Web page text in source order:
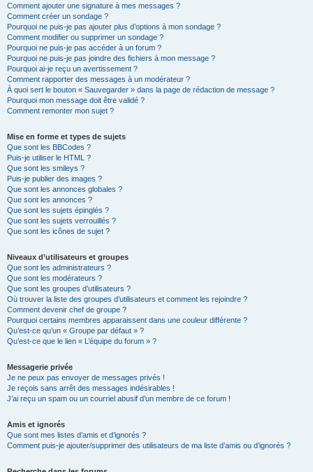
Comment ajouter une signature à mes messages ?
Comment créer un sondage ?
Pourquoi ne puis-je pas ajouter plus d’options à mon sondage ?
Comment modifier ou supprimer un sondage ?
Pourquoi ne puis-je pas accéder à un forum ?
Pourquoi ne puis-je pas joindre des fichiers à mon message ?
Pourquoi ai-je reçu un avertissement ?
Comment rapporter des messages à un modérateur ?
À quoi sert le bouton « Sauvegarder » dans la page de rédaction de message ?
Pourquoi mon message doit être validé ?
Comment remonter mon sujet ?
Mise en forme et types de sujets
Que sont les BBCodes ?
Puis-je utiliser le HTML ?
Que sont les smileys ?
Puis-je publier des images ?
Que sont les annonces globales ?
Que sont les annonces ?
Que sont les sujets épinglés ?
Que sont les sujets verrouillés ?
Que sont les icônes de sujet ?
Niveaux d’utilisateurs et groupes
Que sont les administrateurs ?
Que sont les modérateurs ?
Que sont les groupes d’utilisateurs ?
Où trouver la liste des groupes d’utilisateurs et comment les rejoindre ?
Comment devenir chef de groupe ?
Pourquoi certains membres apparaissent dans une couleur différente ?
Qu’est-ce qu’un « Groupe par défaut » ?
Qu’est-ce que le lien « L’équipe du forum » ?
Messagerie privée
Je ne peux pas envoyer de messages privés !
Je reçois sans arrêt des messages indésirables !
J’ai reçu un spam ou un courriel abusif d’un membre de ce forum !
Amis et ignorés
Que sont mes listes d’amis et d’ignorés ?
Comment puis-je ajouter/supprimer des utilisateurs de ma liste d’amis ou d’ignorés ?